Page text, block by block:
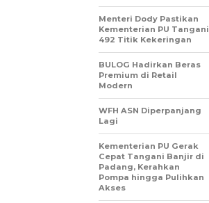
Menteri Dody Pastikan
Kementerian PU Tangani
492 Titik Kekeringan
BULOG Hadirkan Beras
Premium di Retail
Modern
WFH ASN Diperpanjang
Lagi
Kementerian PU Gerak
Cepat Tangani Banjir di
Padang, Kerahkan
Pompa hingga Pulihkan
Akses